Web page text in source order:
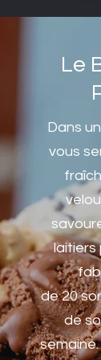
Le
Dans
vous
laitiers
de 20
de